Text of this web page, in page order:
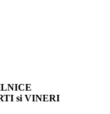
si VINERI